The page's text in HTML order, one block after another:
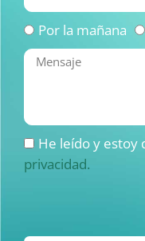
Por la mañana
He leído y estoy
privacidad.